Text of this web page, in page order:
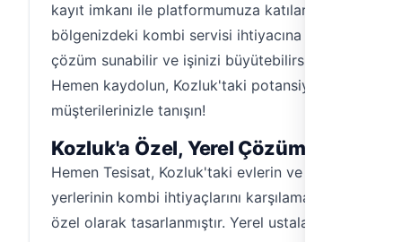
kayıt imkanı ile platformumuza katılarak,
bölgenizdeki kombi servisi ihtiyacına
çözüm sunabilir ve işinizi büyütebilirsiniz.
Hemen kaydolun, Kozluk'taki potansiyel
müşterilerinizle tanışın!
Kozluk'a Özel, Yerel Çözümler
Hemen Tesisat, Kozluk'taki evlerin ve iş
yerlerinin kombi ihtiyaçlarını karşılamak için
özel olarak tasarlanmıştır. Yerel ustalarla